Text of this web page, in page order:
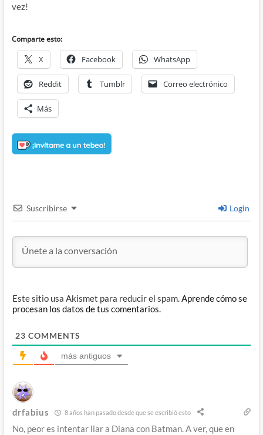
vez!
Comparte esto:
X Facebook WhatsApp
Reddit Tumblr Correo electrónico
Más
Suscribirse Login
Este sitio usa Akismet para reducir el spam.Aprende cómo se
procesan los datos de tus comentarios.
23 COMMENTS
más antiguos
drfabius 8 años han pasado desde que se escribió esto
No, peor es intentar liar a Diana con Batman. A ver, que en